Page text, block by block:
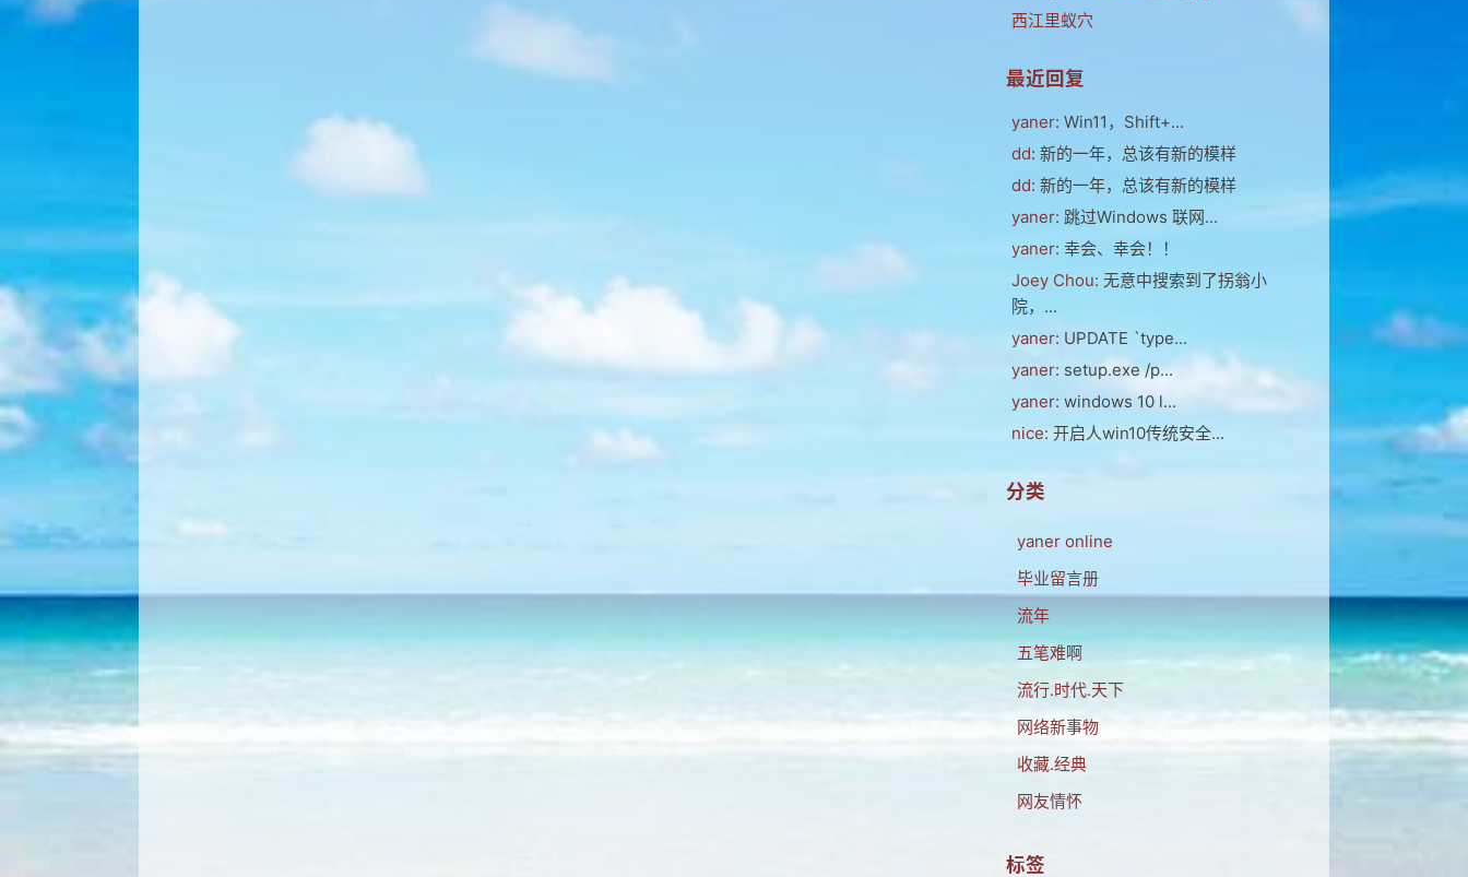
西江里蚁穴
最近回复
yaner: Win11，Shift+...
dd: 新的一年，总该有新的模样
dd: 新的一年，总该有新的模样
yaner: 跳过Windows 联网...
yaner: 幸会、幸会！！
Joey Chou: 无意中搜索到了拐翁小
院，...
yaner: UPDATE `type...
yaner: setup.exe /p...
yaner: windows 10 l...
nice: 开启人win10传统安全...
分类
yaner online
毕业留言册
流年
五笔难啊
流行.时代.天下
网络新事物
收藏.经典
网友情怀
标签